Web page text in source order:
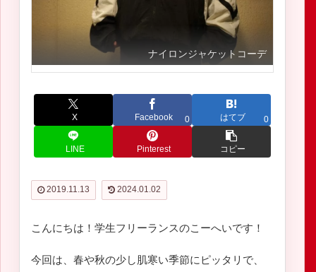
ナイロンジャケットコーデ
X Facebook 0 はてブ 0
LINE Pinterest コピー
2019.11.13 2024.01.02
こんにちは！学生フリーランスのこーへいです！
今回は、春や秋の少し肌寒い季節にピッタリで、